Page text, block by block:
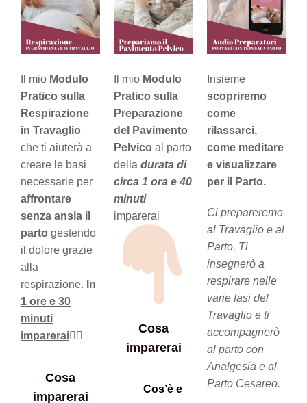
Il mio Modulo
Pratico sulla
Respirazione
in Travaglio
che ti aiuterà a
creare le basi
necessarie per
affrontare
senza ansia il
parto gestendo
il dolore grazie
alla
respirazione. In
1 ore e 30
minuti
imparerai👇🏻
Cosa
imparerai
Il mio Modulo
Pratico sulla
Preparazione
del Pavimento
Pelvico al parto
della durata di
circa 1 ora e 40
minuti
imparerai
Cosa
imparerai
Cos’è e
Insieme
scopriremo
come
rilassarci,
come meditare
e visualizzare
per il Parto.
Ci prepareremo
al Travaglio e al
Parto. Ti
insegnerò a
respirare nelle
varie fasi del
Travaglio e ti
accompagnerò
al parto con
Analgesia e al
Parto Cesareo.